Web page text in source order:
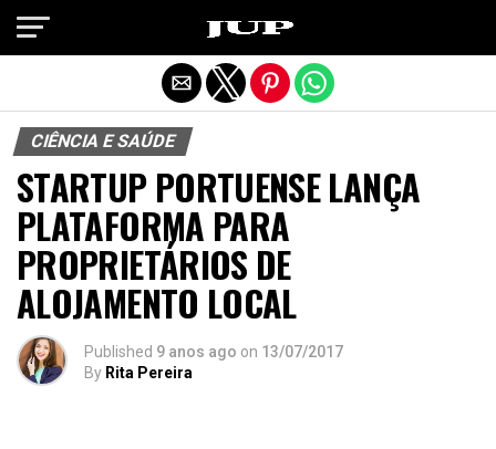
CIÊNCIA E SAÚDE
STARTUP PORTUENSE LANÇA
PLATAFORMA PARA
PROPRIETÁRIOS DE
ALOJAMENTO LOCAL
Published 9 anos ago on 13/07/2017
By Rita Pereira
Exit mobile version